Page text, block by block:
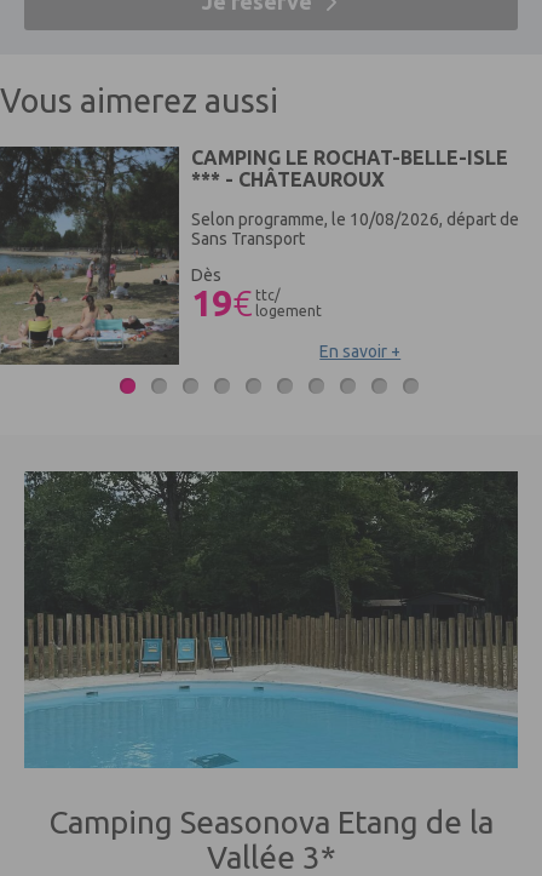
Vous aimerez aussi
CAMPING LE ROCHAT-BELLE-ISLE
*** - CHÂTEAUROUX
Selon programme, le 10/08/2026, départ de
Sans Transport
Dès
19€ ttc/
logement
En savoir +
Camping Seasonova Etang de la
Vallée 3*